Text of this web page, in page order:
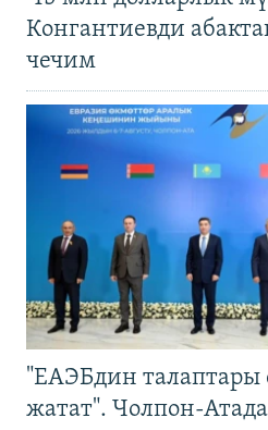
Конгантиевди
чечим
"ЕАЭБдин талаптары
жатат". Чолпон-